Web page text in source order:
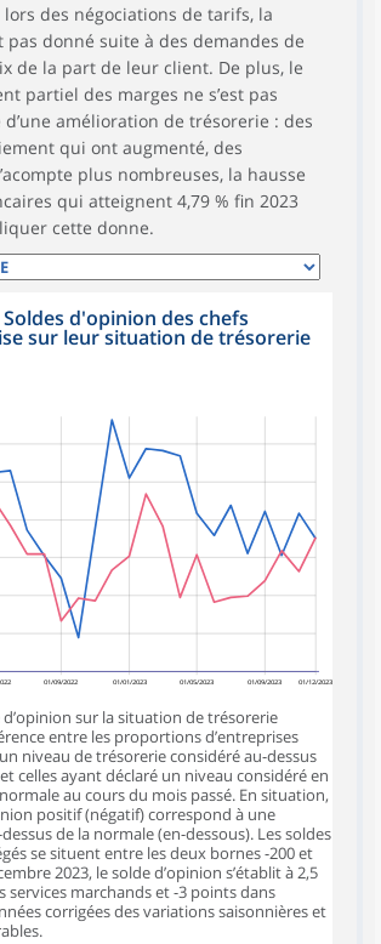
des négociations de tarifs, la
pas donné suite à des demandes de
de la part de leur client. De plus, le
partiel des marges ne s’est pas
d’une amélioration de trésorerie : des
qui ont augmenté, des
plus nombreuses, la hausse
qui atteignent 4,79 % fin 2023
cette donne.
Soldes d'opinion des chefs
sur leur situation de trésorerie
01/09/2022 01/01/2023 01/05/2023 01/09/2023 01/12/2023
d’opinion sur la situation de trésorerie
entre les proportions d’entreprises
niveau de trésorerie considéré au-dessus
celles ayant déclaré un niveau considéré en
au cours du mois passé. En situation,
positif (négatif) correspond à une
de la normale (en-dessous). Les soldes
se situent entre les deux bornes -200 et
2023, le solde d’opinion s’établit à 2,5
services marchands et -3 points dans
corrigées des variations saisonnières et